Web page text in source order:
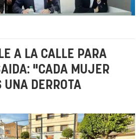
A LA CALLE PARA
"CADA MUJER
DERROTA